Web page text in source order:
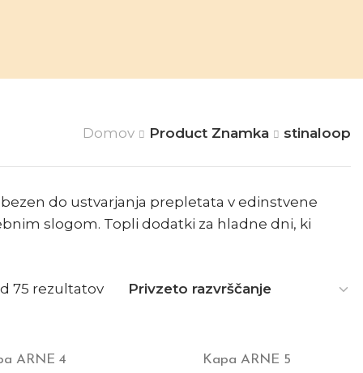
Domov Product Znamka stinaloop
do ustvarjanja prepletata v edinstvene
slogom. Topli dodatki za hladne dni, ki
75 rezultatov
možnosti
ARNE 4 Izberite možnosti
Kapa ARNE 5